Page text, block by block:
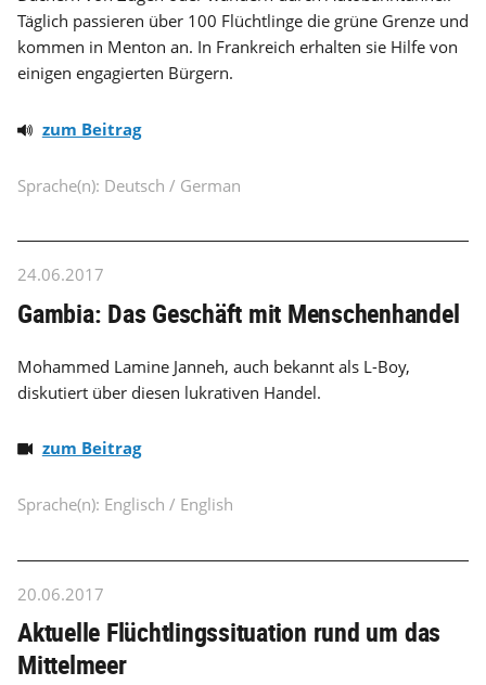
Täglich passieren über 100 Flüchtlinge die grüne Grenze und
kommen in Menton an. In Frankreich erhalten sie Hilfe von
einigen engagierten Bürgern.
zum Beitrag
Sprache(n): Deutsch / German
24.06.2017
Gambia: Das Geschäft mit Menschenhandel
Mohammed Lamine Janneh, auch bekannt als L-Boy,
diskutiert über diesen lukrativen Handel.
zum Beitrag
Sprache(n): Englisch / English
20.06.2017
Aktuelle Flüchtlingssituation rund um das
Mittelmeer